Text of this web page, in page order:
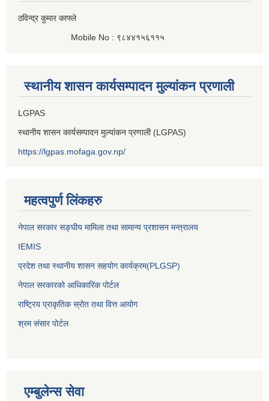
ठविन्द्र कुमार काफ्ले
Mobile No : ९८४४१५६११५
स्थानीय शासन कार्यसम्पादन मुल्यांकन प्रणाली
LGPAS
स्थानीय शासन कार्यसम्पादन मुल्यांकन प्रणाली (LGPAS)
https://lgpas.mofaga.gov.np/
महत्वपुर्ण लिंकहरु
नेपाल सरकार सङ्घीय मामिला तथा सामान्य प्रशासन मन्त्रालय
IEMIS
प्रदेश तथा स्थानीय शासन सहयोग कार्यक्रम(PLGSP)
नेपाल सरकारको आधिकारिक पोर्टल
राष्ट्रिय प्राकृतिक स्रोत तथा वित्त आयोग
श्रम संसार पोर्टल
एम्बुलेन्स सेवा